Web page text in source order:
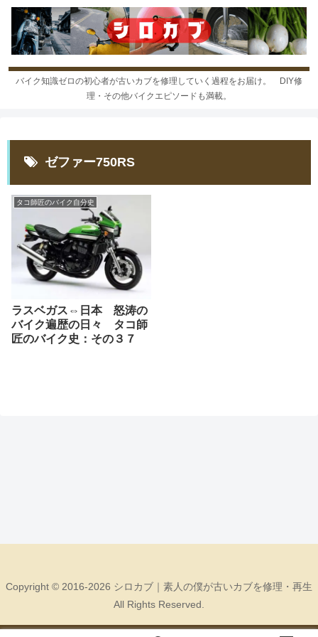
バイク知識ゼロの初心者が古いカブを修理していく過程をお届け。 DIY修
理・その他バイクエピソードも満載。
ゼファー750RS
タコ師匠のバイク自分史
ラスベガス⇔日本 怒涛の
バイク遍歴の日々 タコ師
匠のバイク史：その３７
Copyright © 2016-2026 シロカブ｜素人の僕が古いカブを修理・再生
All Rights Reserved.